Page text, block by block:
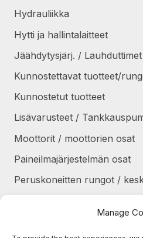
Manage
Hydrauliikka
Hytti ja hallintalaitteet
Jäähdytysjärj. / Lauhduttimet
Kunnostettavat tuotteet/
Kunnostetut tuotteet
Lisävarusteet /
Moottorit / moottorien osat
Paineilmajärjestelmän osat
Peruskoneitten rungot /